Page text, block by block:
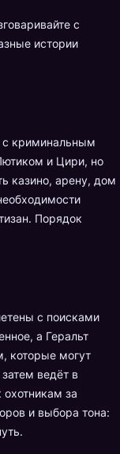
с
истории
с криминальным
и Цири, но
казино, арену, дом
Порядок
с поисками
а Геральт
которые могут
ведёт в
за
и выбора тона: